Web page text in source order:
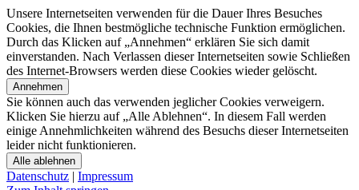
Unsere Internetseiten verwenden für die Dauer Ihres Besuches
Cookies, die Ihnen bestmögliche technische Funktion ermöglichen.
Durch das Klicken auf „Annehmen“ erklären Sie sich damit
einverstanden. Nach Verlassen dieser Internetseiten sowie Schließen
des Internet-Browsers werden diese Cookies wieder gelöscht.
Annehmen
Sie können auch das verwenden jeglicher Cookies verweigern.
Klicken Sie hierzu auf „Alle Ablehnen“. In diesem Fall werden
einige Annehmlichkeiten während des Besuchs dieser Internetseiten
leider nicht funktionieren.
Alle ablehnen
Datenschutz | Impressum